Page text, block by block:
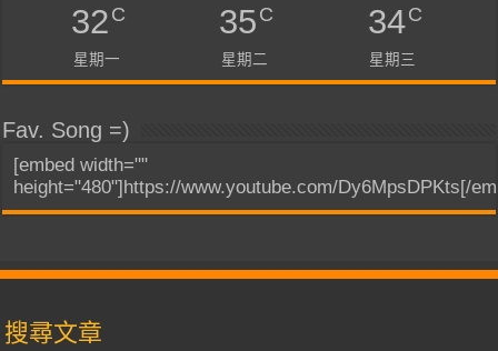
32C
星期一
35C
星期二
34C
星期三
Fav. Song =)
[embed width=""
height="480"]https://www.youtube.com/Dy6MpsDPKts[/
搜尋文章